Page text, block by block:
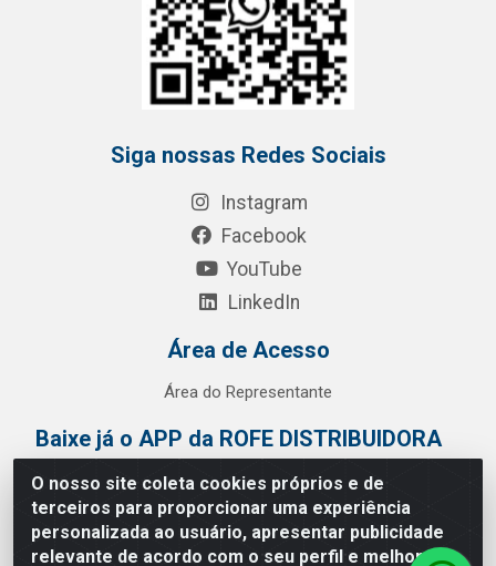
O nosso site coleta cookies próprios e de
terceiros para proporcionar uma experiência
personalizada ao usuário, apresentar publicidade
relevante de acordo com o seu perfil e melhorar a
Siga nossas Redes Sociais
Instagram
Facebook
YouTube
LinkedIn
Área de Acesso
Área do Representante
Baixe já o APP da ROFE DISTRIBUIDORA